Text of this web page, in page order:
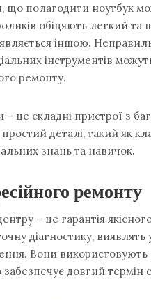
що полагодити ноутбук
обіцяють легкий
іншою.
інструментів
ремонту.
– це складні пристрої з
простий деталі, такий як
знань та навичок.
ремонту
– це гарантія
діагностику, виявлять
Вони використовують
довгий термін